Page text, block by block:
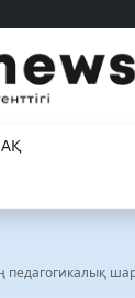
педагогикалық